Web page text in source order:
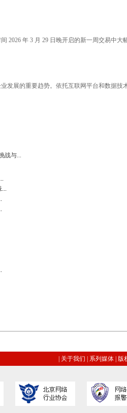
2026 年 3 月 29 日晚开启的新一周交易中大
发展的重要趋势。依托互联网平台和数据技
战与...
...
关于我们 系列媒体 版